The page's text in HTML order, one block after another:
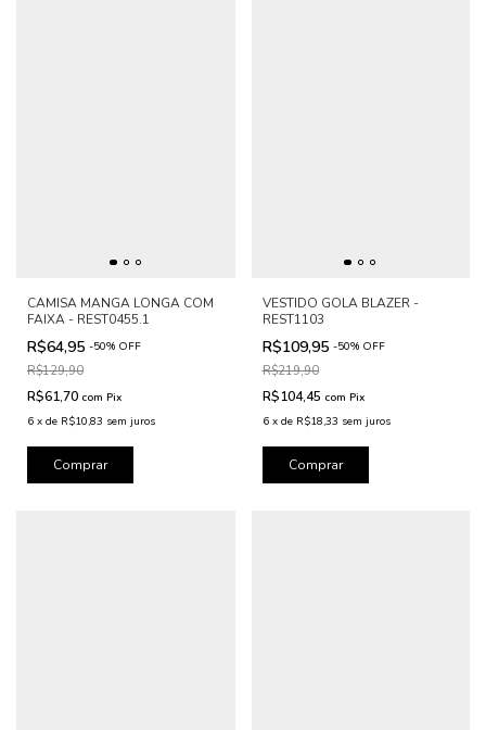
CAMISA MANGA LONGA COM
FAIXA - REST0455.1
R$64,95 -50% OFF
R$129,90
R$61,70 com Pix
6 x de R$10,83 sem juros
Comprar
VESTIDO GOLA BLAZER -
REST1103
R$109,95 -50% OFF
R$219,90
R$104,45 com Pix
6 x de R$18,33 sem juros
Comprar